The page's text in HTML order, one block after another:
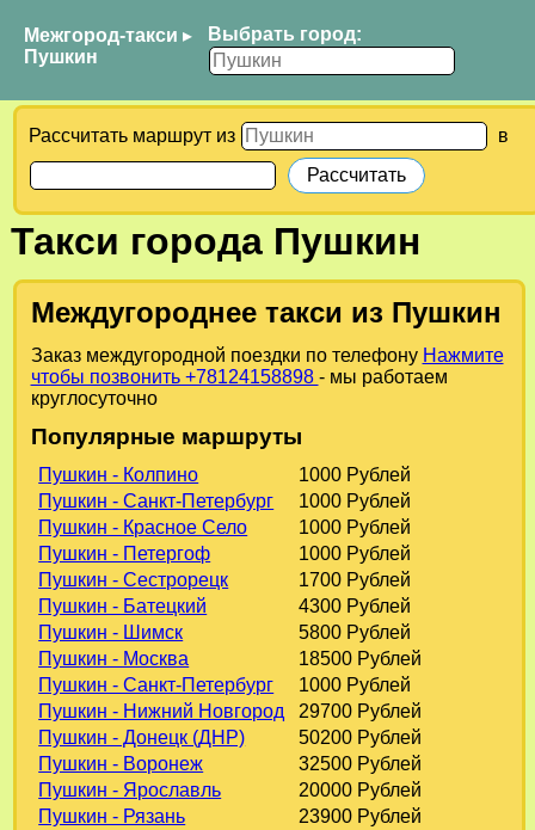
Межгород-такси ▸
Пушкин
Выбрать город:
Рассчитать маршрут из в
Такси города Пушкин
Междугороднее такси из Пушкин
Заказ междугородной поездки по телефону Нажмите
чтобы позвонить +78124158898 - мы работаем
круглосуточно
Популярные маршруты
Пушкин - Колпино
1000 Рублей
Пушкин - Санкт-Петербург
1000 Рублей
Пушкин - Красное Село
1000 Рублей
Пушкин - Петергоф
1000 Рублей
Пушкин - Сестрорецк
1700 Рублей
Пушкин - Батецкий
4300 Рублей
Пушкин - Шимск
5800 Рублей
Пушкин - Москва
18500 Рублей
Пушкин - Санкт-Петербург
1000 Рублей
Пушкин - Нижний Новгород
29700 Рублей
Пушкин - Донецк (ДНР)
50200 Рублей
Пушкин - Воронеж
32500 Рублей
Пушкин - Ярославль
20000 Рублей
Пушкин - Рязань
23900 Рублей